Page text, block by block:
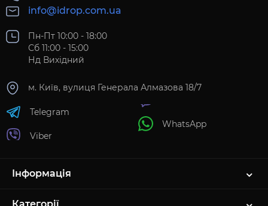
info@idrop.com.ua
Пн-Пт 10:00 - 18:00
Сб 11:00 - 15:00
Нд Вихідний
м. Київ, вулиця Генерала Алмазова 18/7
Telegram
Viber
WhatsApp
Інформація